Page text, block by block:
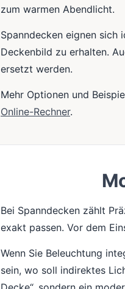
zum warmen Abendlicht.
Spanndecken eignen sich
Deckenbild zu erhalten.
ersetzt werden.
Mehr Optionen und
Online-Rechner.
Bei Spanndecken zählt
exakt passen. Vor dem
Wenn Sie Beleuchtung
sein, wo soll indirektes